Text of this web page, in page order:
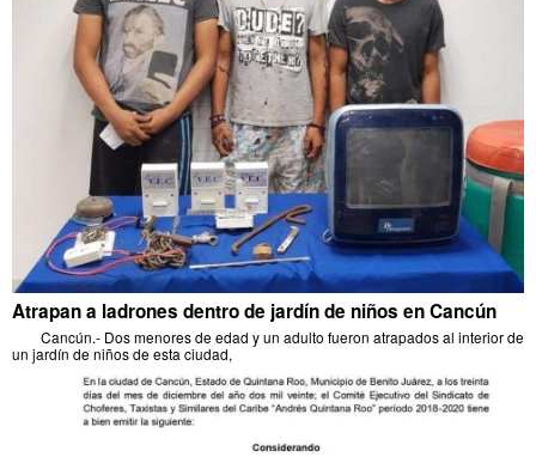
Atrapan a ladrones dentro de jardín de niños en Cancún
Cancún.- Dos menores de edad y un adulto fueron atrapados al interior de
un jardín de niños de esta ciudad,